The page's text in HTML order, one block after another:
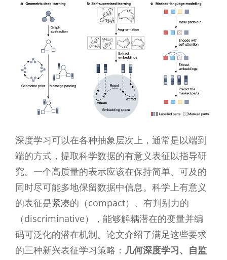
深度学习可以在各种抽象层次上，通常是以端到
端的方式，提取科学数据的有意义表征以指导研
究。一个高质量的表示应该在保持简单、可及的
同时尽可能多地保留数据中信息。科学上有意义
的表征是紧凑的（compact）、有判别力的
（discriminative），能够解耦潜在的变量并编
码可泛化的潜在机制。论文介绍了满足这些要求
的三种新兴表征学习策略： 几何深度学习、自监